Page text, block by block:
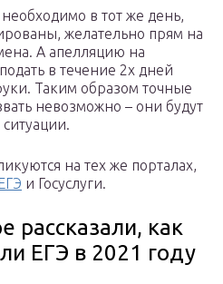
в тот же день,
желательно прям на
А апелляцию на
в течение 2х дней
Таким образом точные
невозможно – они будут
на тех же порталах,
и Госуслуги.
рассказали, как
ЕГЭ в 2021 году